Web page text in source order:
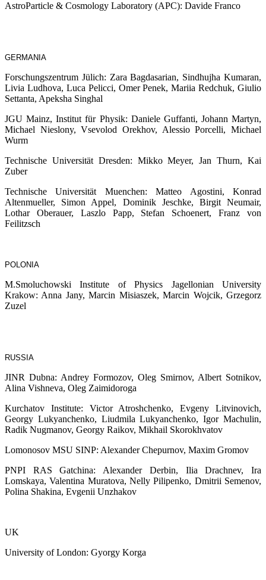
AstroParticle & Cosmology Laboratory (APC): Davide Franco
GERMANIA
Forschungszentrum Jülich: Zara Bagdasarian, Sindhujha Kumaran,
Livia Ludhova, Luca Pelicci, Omer Penek, Mariia Redchuk, Giulio
Settanta, Apeksha Singhal
JGU Mainz, Institut für Physik: Daniele Guffanti, Johann Martyn,
Michael Nieslony, Vsevolod Orekhov, Alessio Porcelli, Michael
Wurm
Technische Universität Dresden: Mikko Meyer, Jan Thurn, Kai
Zuber
Technische Universität Muenchen: Matteo Agostini, Konrad
Altenmueller, Simon Appel, Dominik Jeschke, Birgit Neumair,
Lothar Oberauer, Laszlo Papp, Stefan Schoenert, Franz von
Feilitzsch
POLONIA
M.Smoluchowski Institute of Physics Jagellonian University
Krakow: Anna Jany, Marcin Misiaszek, Marcin Wojcik, Grzegorz
Zuzel
RUSSIA
JINR Dubna: Andrey Formozov, Oleg Smirnov, Albert Sotnikov,
Alina Vishneva, Oleg Zaimidoroga
Kurchatov Institute: Victor Atroshchenko, Evgeny Litvinovich,
Georgy Lukyanchenko, Liudmila Lukyanchenko, Igor Machulin,
Radik Nugmanov, Georgy Raikov, Mikhail Skorokhvatov
Lomonosov MSU SINP: Alexander Chepurnov, Maxim Gromov
PNPI RAS Gatchina: Alexander Derbin, Ilia Drachnev, Ira
Lomskaya, Valentina Muratova, Nelly Pilipenko, Dmitrii Semenov,
Polina Shakina, Evgenii Unzhakov
UK
University of London: Gyorgy Korga